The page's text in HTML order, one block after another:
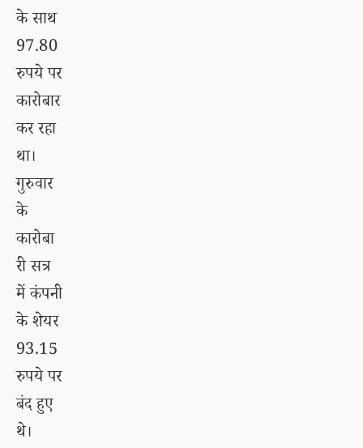
के साथ
97.80
रुपये पर
कारोबार
कर रहा
था।
गुरुवार
के
कारोबा
री सत्र
में कंपनी
के शेयर
93.15
रुपये पर
बंद हुए
थे।